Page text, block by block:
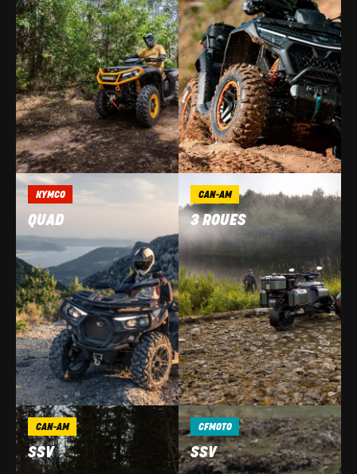
KYMCO
QUAD
CAN-AM
3 ROUES
CAN-AM
SSV
CFMOTO
SSV